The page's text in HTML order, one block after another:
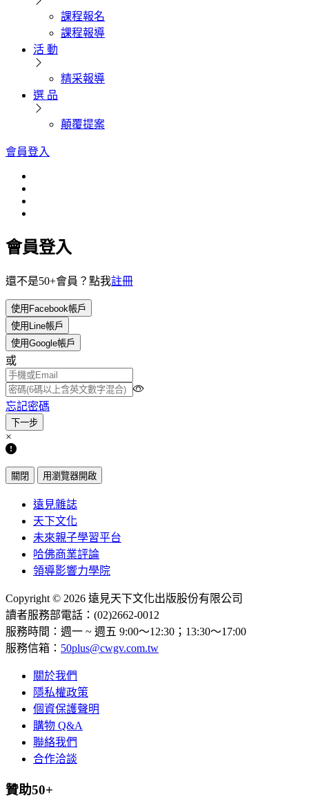
課程報名
課程報導
活 動
精采報導
選 品
顛覆提案
會員登入
會員登入
還不是50+會員？點我註冊
使用Facebook帳戶
使用Line帳戶
使用Google帳戶
或
忘記密碼
×
關閉 用瀏覽器開啟
遠見雜誌
天下文化
未來親子學習平台
哈佛商業評論
領導影響力學院
Copyright © 2026 遠見天下文化出版股份有限公司
讀者服務部電話：(02)2662-0012
服務時間：週一 ~ 週五 9:00～12:30；13:30～17:00
服務信箱： 50plus@cwgv.com.tw
關於我們
隱私權政策
個資保護聲明
購物 Q&A
聯絡我們
合作洽談
贊助50+